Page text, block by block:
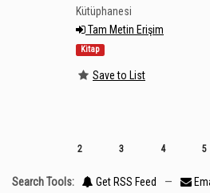
Kütüphanesi
Tam Metin Erişim
Kitap
Save to List
2 3 4 5
Search Tools: Get RSS Feed —